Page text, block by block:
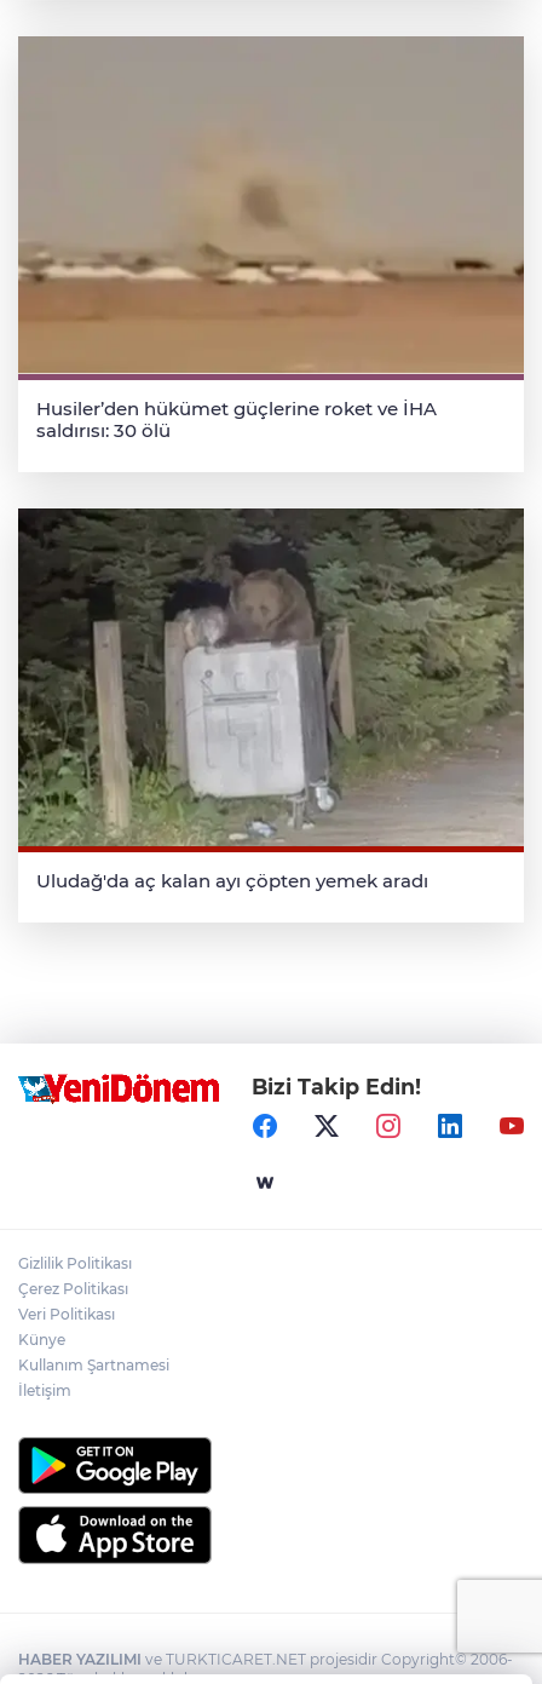
Husiler’den hükümet güçlerine roket ve İHA
saldırısı: 30 ölü
Uludağ'da aç kalan ayı çöpten yemek aradı
Bizi Takip Edin!
Gizlilik Politikası
Çerez Politikası
Veri Politikası
Künye
Kullanım Şartnamesi
İletişim
HABER YAZILIMI ve TURKTICARET.NET projesidir Copyright© 2006-
2026 Tüm hakları saklıdır.